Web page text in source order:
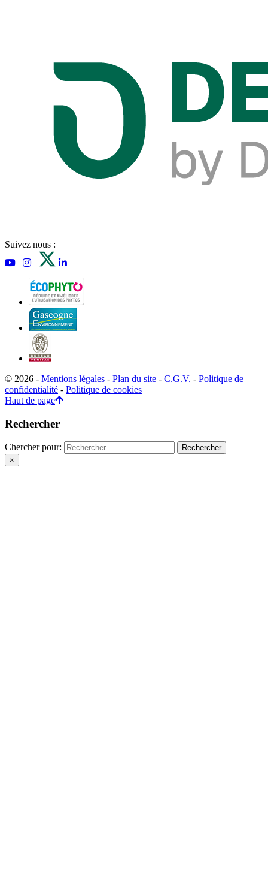
Suivez nous :
© 2026 - Mentions légales - Plan du site - C.G.V. - Politique de
confidentialité - Politique de cookies
Haut de page
Rechercher
Chercher pour:
×